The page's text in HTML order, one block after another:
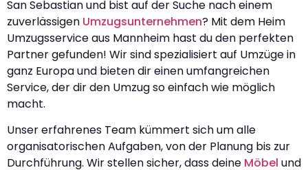
San Sebastian und bist auf der Suche nach einem
zuverlässigen Umzugsunternehmen? Mit dem Heim
Umzugsservice aus Mannheim hast du den perfekten
Partner gefunden! Wir sind spezialisiert auf Umzüge in
ganz Europa und bieten dir einen umfangreichen
Service, der dir den Umzug so einfach wie möglich
macht.
Unser erfahrenes Team kümmert sich um alle
organisatorischen Aufgaben, von der Planung bis zur
Durchführung. Wir stellen sicher, dass deine Möbel und